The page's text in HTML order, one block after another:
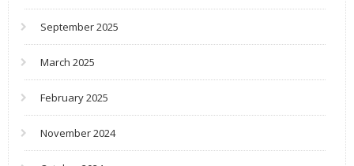
September 2025
March 2025
February 2025
November 2024